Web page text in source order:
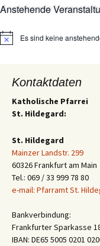
Anstehende
HinweisEs sind keine
Kontaktdaten
Katholische Pfarrei
St. Hildegard:
St. Hildegard
Mainzer Landstr. 299
60326 Frankfurt am Main
Tel.: 069 / 33 999 78 80
e-mail: Pfarramt St.
Bankverbindung:
Frankfurter Sparkasse
IBAN: DE65 5005 0201